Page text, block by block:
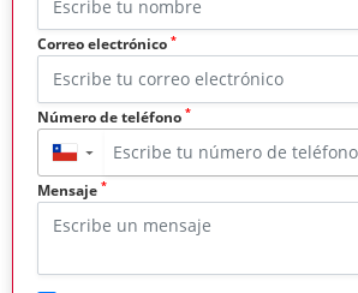
Correo electrónico *
Número de teléfono *
▼
Mensaje *